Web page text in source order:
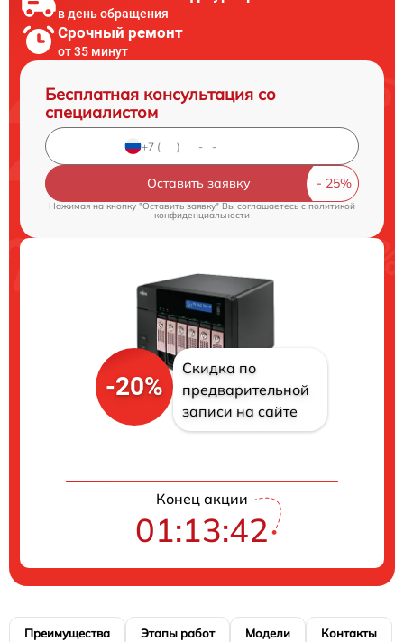
в день обращения
Срочный ремонт
от 35 минут
Бесплатная консультация со
специалистом
Оставить заявку
Нажимая на кнопку "Оставить заявку" Вы соглашаетесь cполитикой
конфиденциальности
-20%
Скидка по
предварительной
записи на сайте
Конец акции
01:13:42
Преимущества Этапы работ Модели Контакты